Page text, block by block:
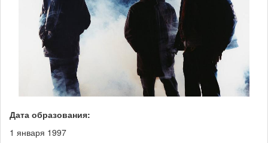
Дата образования:
1 января 1997